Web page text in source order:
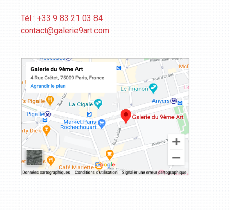
Tél : +33 9 83 21 03 84
contact@galerie9art.com